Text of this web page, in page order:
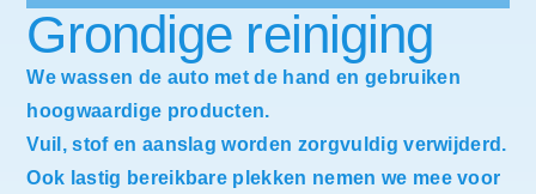
Grondige reiniging
We wassen de auto met de hand en gebruiken
hoogwaardige producten.
Vuil, stof en aanslag worden zorgvuldig verwijderd.
Ook lastig bereikbare plekken nemen we mee voor